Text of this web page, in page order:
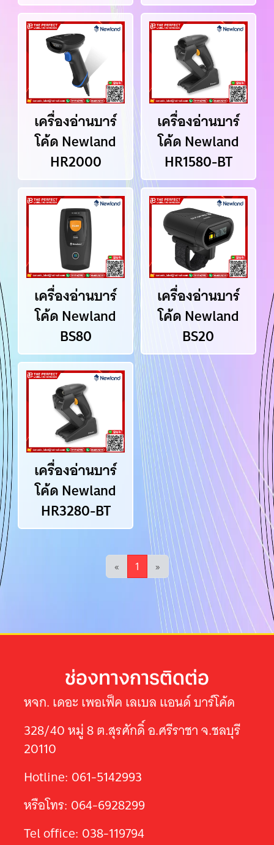
เครื่องอ่านบาร์
โค้ด Newland
HR2000
เครื่องอ่านบาร์
โค้ด Newland
HR1580-BT
เครื่องอ่านบาร์
โค้ด Newland
BS80
เครื่องอ่านบาร์
โค้ด Newland
BS20
เครื่องอ่านบาร์
โค้ด Newland
HR3280-BT
« 1 »
ช่องทางการติดต่อ
หจก. เดอะ เพอเฟ็ค เลเบล แอนด์ บาร์โค้ด
328/40 หมู่ 8 ต.สุรศักดิ์ อ.ศรีราชา จ.ชลบุรี
20110
Hotline: 061-5142993
หรือโทร: 064-6928299
Tel office: 038-119794